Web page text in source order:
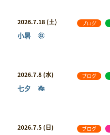
2026.7.18 (土) ブログ
小暑 🌞
2026.7.8 (水) ブログ
七夕 🎋
2026.7.5 (日) ブログ